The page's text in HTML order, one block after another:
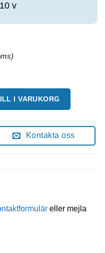
v
I VARUKORG
Kontakta oss
eller mejla